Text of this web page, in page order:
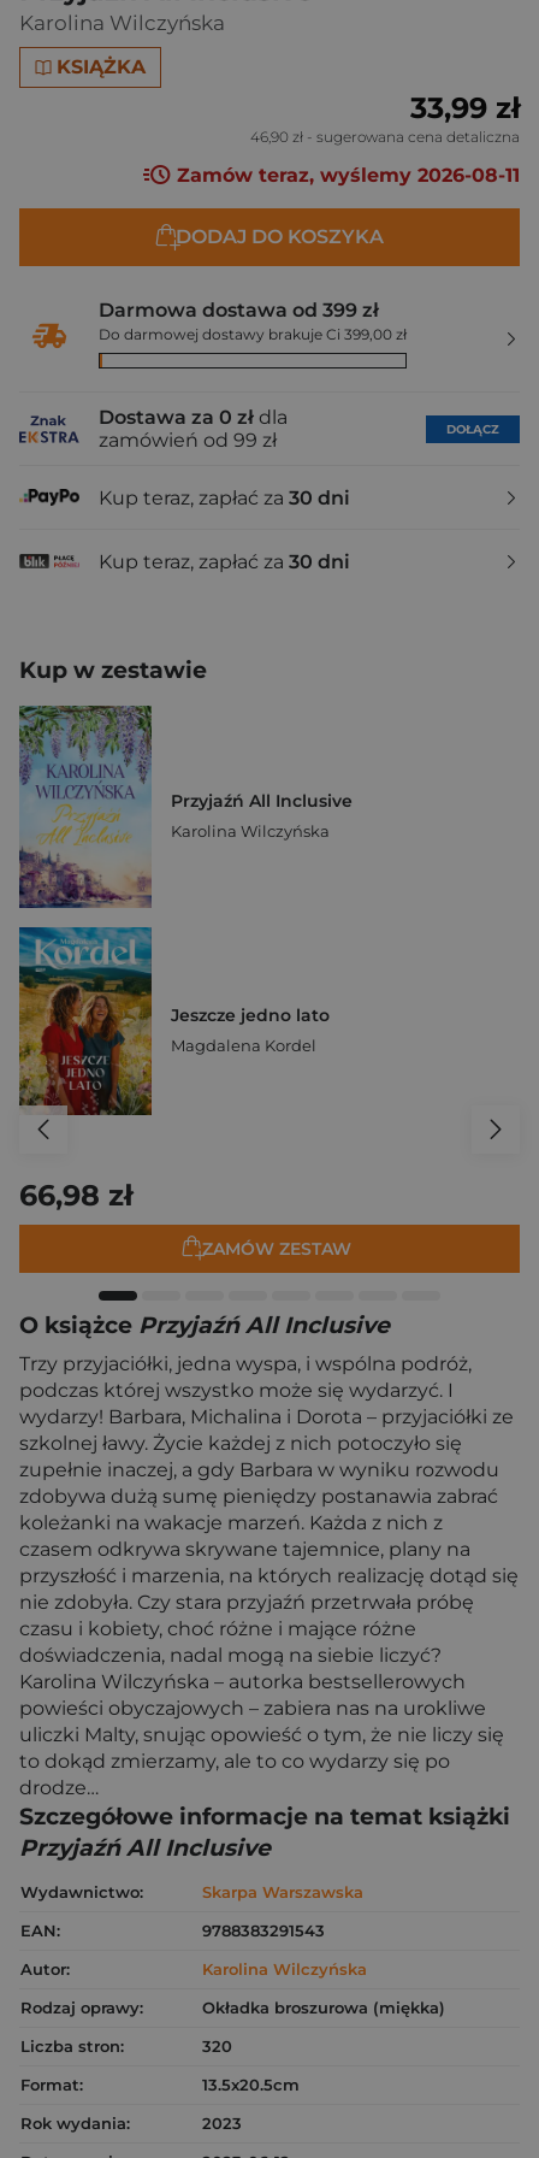
Karolina Wilczyńska
KSIĄŻKA
33,99 zł
46,90 zł - sugerowana cena detaliczna
Zamów teraz, wyślemy 2026-08-11
DODAJ DO KOSZYKA
Darmowa dostawa od 399 zł
Do darmowej dostawy brakuje Ci 399,00 zł
Dostawa za 0 zł dla
zamówień od 99 zł
DOŁĄCZ
Kup teraz, zapłać za 30 dni
Kup teraz, zapłać za 30 dni
Kup w zestawie
Przyjaźń All Inclusive
Karolina Wilczyńska
Jeszcze jedno lato
Magdalena Kordel
66,98 zł
ZAMÓW ZESTAW
O książce Przyjaźń All Inclusive
Trzy przyjaciółki, jedna wyspa, i wspólna podróż,
podczas której wszystko może się wydarzyć. I
wydarzy! Barbara, Michalina i Dorota – przyjaciółki ze
szkolnej ławy. Życie każdej z nich potoczyło się
zupełnie inaczej, a gdy Barbara w wyniku rozwodu
zdobywa dużą sumę pieniędzy postanawia zabrać
koleżanki na wakacje marzeń. Każda z nich z
czasem odkrywa skrywane tajemnice, plany na
przyszłość i marzenia, na których realizację dotąd się
nie zdobyła. Czy stara przyjaźń przetrwała próbę
czasu i kobiety, choć różne i mające różne
doświadczenia, nadal mogą na siebie liczyć?
Karolina Wilczyńska – autorka bestsellerowych
powieści obyczajowych – zabiera nas na urokliwe
uliczki Malty, snując opowieść o tym, że nie liczy się
to dokąd zmierzamy, ale to co wydarzy się po
drodze…
Szczegółowe informacje na temat książki
Przyjaźń All Inclusive
Wydawnictwo:
Skarpa Warszawska
EAN:
9788383291543
Autor:
Karolina Wilczyńska
Rodzaj oprawy:
Okładka broszurowa (miękka)
Liczba stron:
320
Format:
13.5x20.5cm
Rok wydania:
2023